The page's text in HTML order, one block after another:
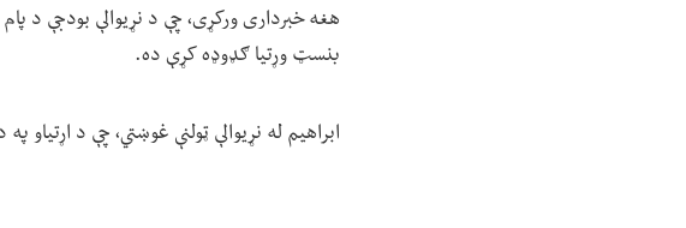
هغه خبرداری ورکړی، چې د نړیوالې بودجې د
بنسټ وړتیا ګډوډه کړې ده.
ابراهیم له نړیوالې ټولنې غوښتي، چې د